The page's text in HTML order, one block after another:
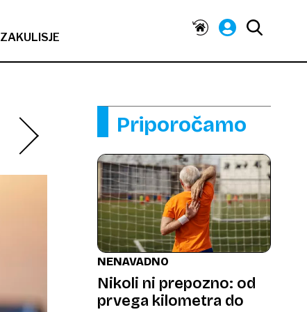
ZAKULISJE
Priporočamo
NENAVADNO
Nikoli ni prepozno: od
prvega kilometra do